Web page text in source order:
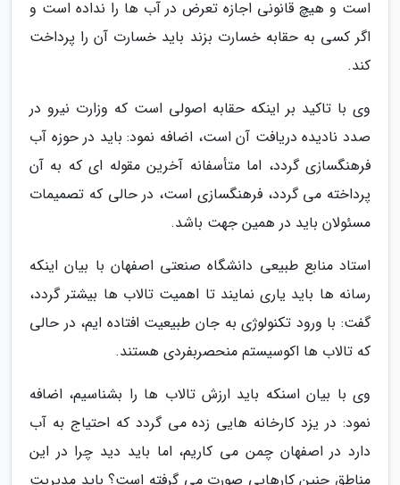
است و هیچ قانونی اجازه تعرض در آب ها را نداده است و
اگر کسی به حقابه خسارت بزند باید خسارت آن را پرداخت
کند.
وی با تاکید بر اینکه حقابه اصولی است که وزارت نیرو در
صدد نادیده دریافت آن است، اضافه نمود: باید در حوزه آب
فرهنگسازی گردد، اما متأسفانه آخرین مقوله ای که به آن
پرداخته می گردد، فرهنگسازی است، در حالی که تصمیمات
مسئولان باید در همین جهت باشد.
استاد منابع طبیعی دانشگاه صنعتی اصفهان با بیان اینکه
رسانه ها باید یاری نمایند تا اهمیت تالاب ها بیشتر گردد،
گفت: با ورود تکنولوژی به جان طبیعیت افتاده ایم، در حالی
که تالاب ها اکوسیستم منحصربفردی هستند.
وی با بیان اسنکه باید ارزش تالاب ها را بشناسیم، اضافه
نمود: در یزد کارخانه هایی زده می گردد که احتیاج به آب
دارد در اصفهان چمن می کاریم، اما باید دید چرا در این
مناطق چنین کارهایی صورت می گرفته است؟ باید مدیریت